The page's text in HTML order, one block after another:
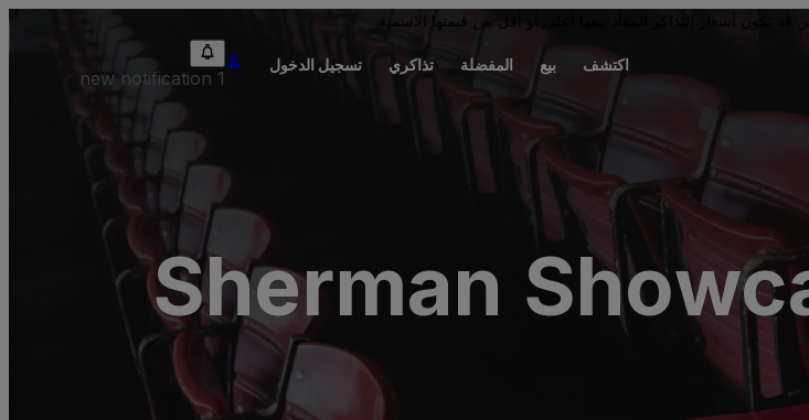
تكون أسعار التذاكر المعاد بيعها أعلى أو أقل من قيمتها الاسمية.
اكتشف بيع المفضلة تذاكري تسجيل الدخول
1 new notification
Sherman